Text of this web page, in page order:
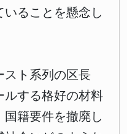
ることを懸念し
スト系列の区長
ルする格好の材料
籍要件を撤廃し